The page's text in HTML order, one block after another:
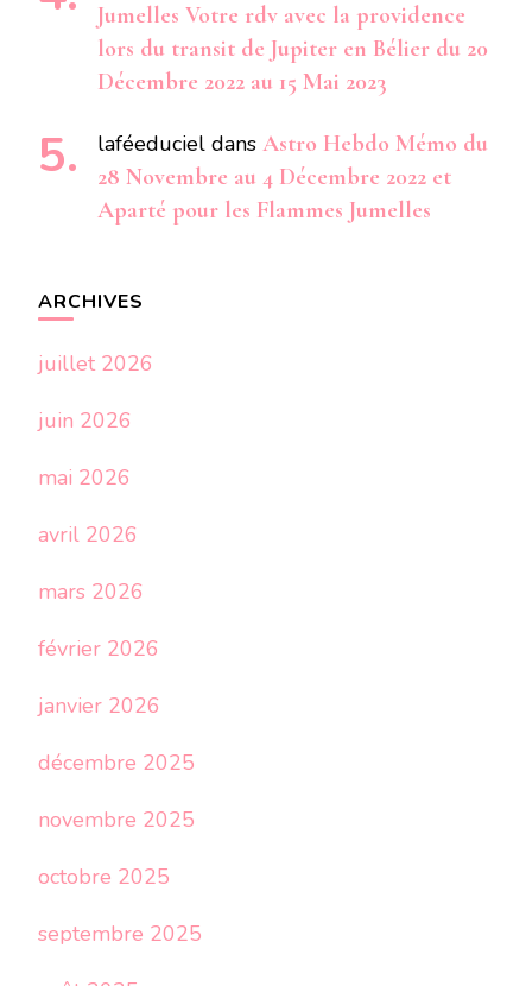
Jumelles Votre rdv avec la providence
lors du transit de Jupiter en Bélier du 20
Décembre 2022 au 15 Mai 2023
laféeduciel dans Astro Hebdo Mémo du
28 Novembre au 4 Décembre 2022 et
Aparté pour les Flammes Jumelles
ARCHIVES
juillet 2026
juin 2026
mai 2026
avril 2026
mars 2026
février 2026
janvier 2026
décembre 2025
novembre 2025
octobre 2025
septembre 2025